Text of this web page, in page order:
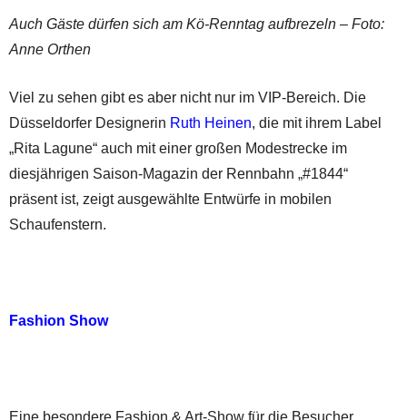
Auch Gäste dürfen sich am Kö-Renntag aufbrezeln – Foto:
Anne Orthen
Viel zu sehen gibt es aber nicht nur im VIP-Bereich. Die
Düsseldorfer Designerin Ruth Heinen, die mit ihrem Label
„Rita Lagune“ auch mit einer großen Modestrecke im
diesjährigen Saison-Magazin der Rennbahn „#1844“
präsent ist, zeigt ausgewählte Entwürfe in mobilen
Schaufenstern.
Fashion Show
Eine besondere Fashion & Art-Show für die Besucher